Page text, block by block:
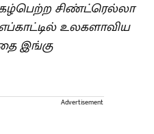
சிண்ட்ரெல்லா
உலகளாவிய
இங்கு
Advertisement